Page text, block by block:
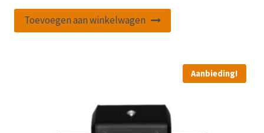
Toevoegen aan winkelwagen
Aanbieding!